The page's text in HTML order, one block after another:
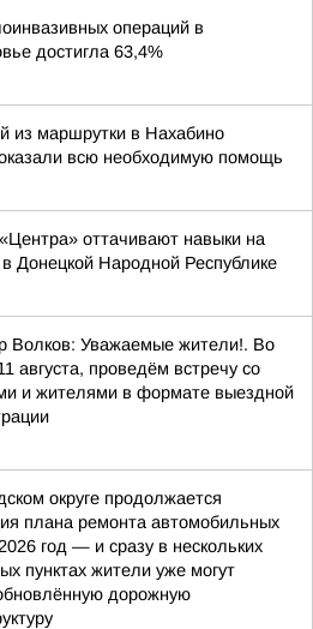
операций в
достигла 63,4%
из маршрутки в Нахабино
всю необходимую помощь
оттачивают навыки на
в Донецкой Народной Республике
Волков: Уважаемые жители!. Во
августа, проведём встречу со
и жителями в формате выездной
округе продолжается
плана ремонта автомобильных
год — и сразу в нескольких
пунктах жители уже могут
дорожную